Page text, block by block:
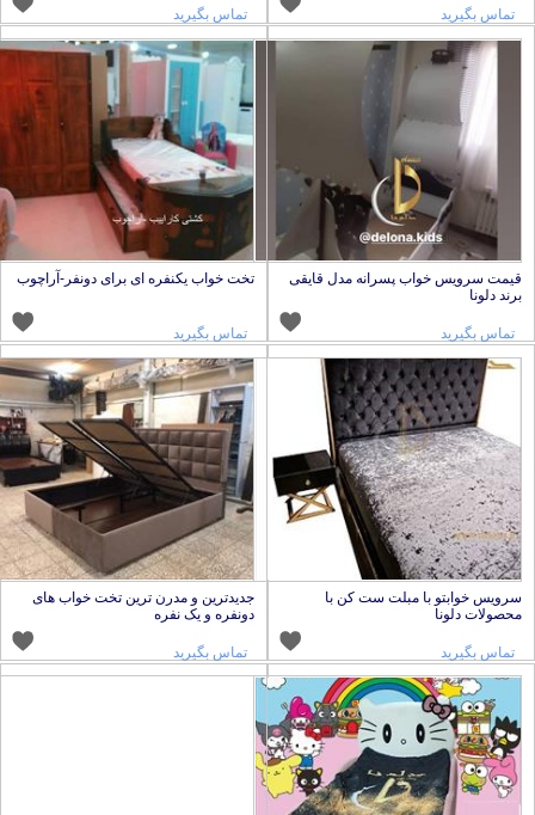
تماس بگیرید تماس بگیرید
قیمت سرویس خواب پسرانه مدل قایقی
برند دلونا
تماس بگیرید
تخت خواب یکنفره ای برای دونفر-آراچوب
تماس بگیرید
سرویس خوابتو با مبلت ست کن با
محصولات دلونا
تماس بگیرید
جدیدترین و مدرن ترین تخت خواب های
دونفره و یک نفره
تماس بگیرید